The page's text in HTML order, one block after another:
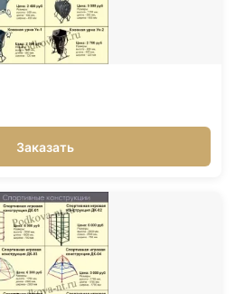
Заказать